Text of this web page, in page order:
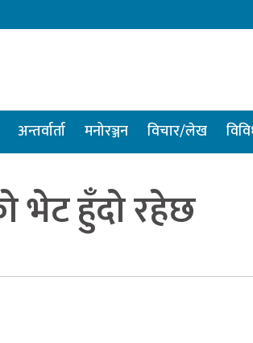
अन्तर्वार्ता मनोरञ्जन विचार/लेख
भेट हुँदो रहेछ